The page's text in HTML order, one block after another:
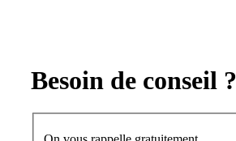
Besoin de conseil ?